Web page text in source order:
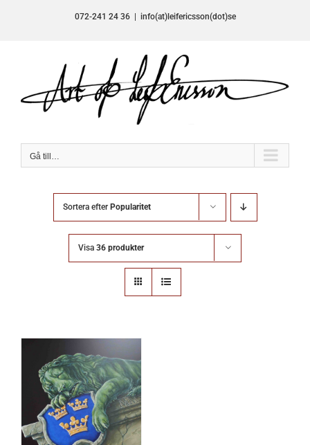
072-241 24 36 info(at)leifericsson(dot)se
Gå till…
Sortera efter Popularitet
Visa 36 produkter